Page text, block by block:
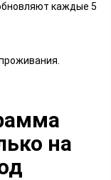
каждые 5
на